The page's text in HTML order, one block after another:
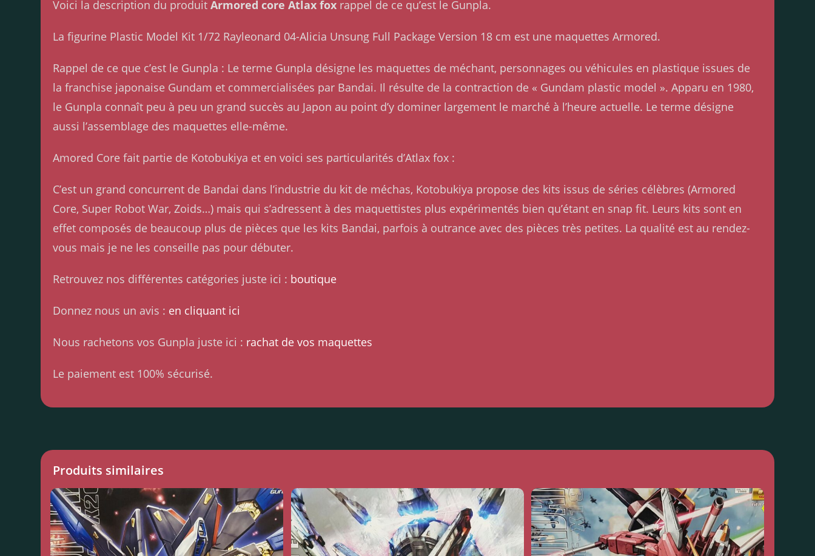
Voici la description du produit Armored core Atlax fox rappel de ce qu’est le Gunpla.
La figurine Plastic Model Kit 1/72 Rayleonard 04-Alicia Unsung Full Package Version 18 cm est une maquettes Armored.
Rappel de ce que c’est le Gunpla : Le terme Gunpla désigne les maquettes de méchant, personnages ou véhicules en plastique issues de
la franchise japonaise Gundam et commercialisées par Bandai. Il résulte de la contraction de « Gundam plastic model ». Apparu en 1980,
le Gunpla connaît peu à peu un grand succès au Japon au point d’y dominer largement le marché à l’heure actuelle. Le terme désigne
aussi l’assemblage des maquettes elle-même.
Amored Core fait partie de Kotobukiya et en voici ses particularités d’Atlax fox :
C’est un grand concurrent de Bandai dans l’industrie du kit de méchas, Kotobukiya propose des kits issus de séries célèbres (Armored
Core, Super Robot War, Zoids…) mais qui s’adressent à des maquettistes plus expérimentés bien qu’étant en snap fit. Leurs kits sont en
effet composés de beaucoup plus de pièces que les kits Bandai, parfois à outrance avec des pièces très petites. La qualité est au rendez-
vous mais je ne les conseille pas pour débuter.
Retrouvez nos différentes catégories juste ici : boutique
Donnez nous un avis : en cliquant ici
Nous rachetons vos Gunpla juste ici : rachat de vos maquettes
Le paiement est 100% sécurisé.
Produits similaires